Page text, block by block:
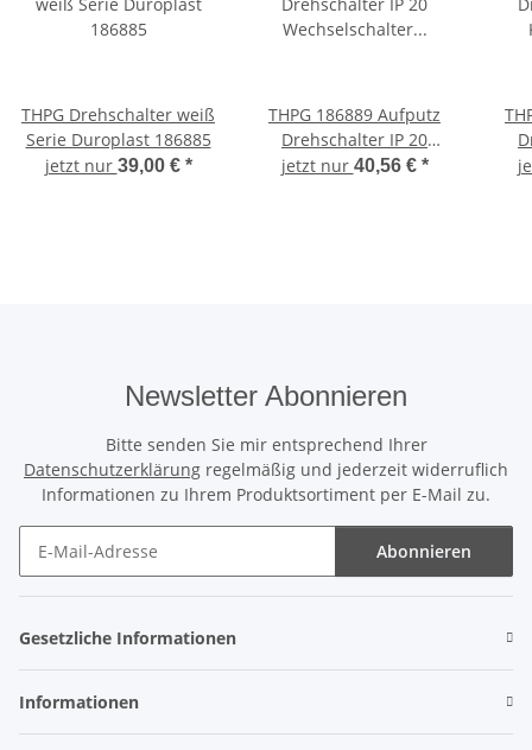
THPG Drehschalter weiß
Serie Duroplast 186885
jetzt nur 39,00 € *
THPG 186889 Aufputz
Drehschalter IP 20
Wechselschalter
jetzt nur 40,56 € *
Newsletter Abonnieren
Bitte senden Sie mir entsprechend Ihrer
Datenschutzerklärung regelmäßig und jederzeit widerruflich
Informationen zu Ihrem Produktsortiment per E-Mail zu.
Abonnieren
Gesetzliche Informationen
Informationen